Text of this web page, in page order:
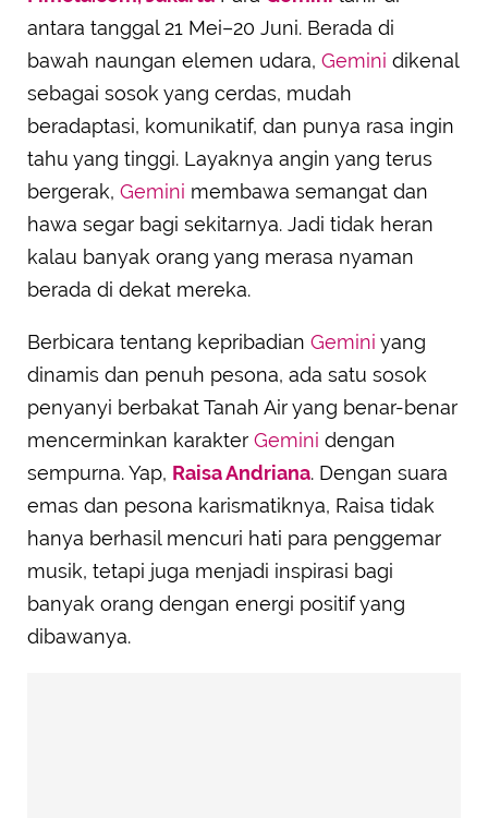
antara tanggal 21 Mei–20 Juni. Berada di
bawah naungan elemen udara, Gemini dikenal
sebagai sosok yang cerdas, mudah
beradaptasi, komunikatif, dan punya rasa ingin
tahu yang tinggi. Layaknya angin yang terus
bergerak, Gemini membawa semangat dan
hawa segar bagi sekitarnya. Jadi tidak heran
kalau banyak orang yang merasa nyaman
berada di dekat mereka.
Berbicara tentang kepribadian Gemini yang
dinamis dan penuh pesona, ada satu sosok
penyanyi berbakat Tanah Air yang benar-benar
mencerminkan karakter Gemini dengan
sempurna. Yap, Raisa Andriana. Dengan suara
emas dan pesona karismatiknya, Raisa tidak
hanya berhasil mencuri hati para penggemar
musik, tetapi juga menjadi inspirasi bagi
banyak orang dengan energi positif yang
dibawanya.